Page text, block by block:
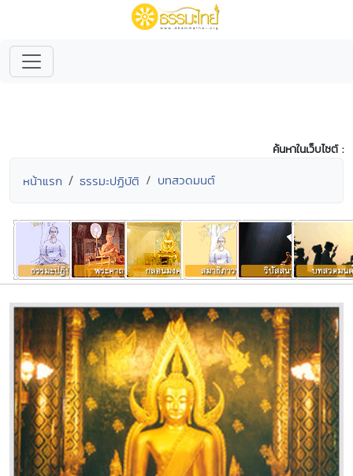
ค้นหาในเว็บไซต์ :
หน้าแรก ธรรมะปฏิบัติ บทสวดมนต์